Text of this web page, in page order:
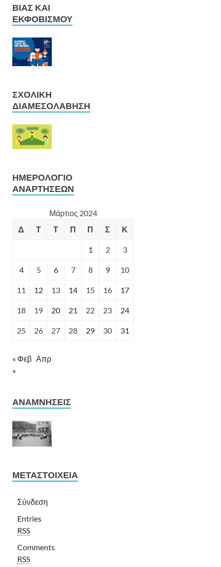
ΒΊΑΣ ΚΑΙ
ΕΚΦΟΒΙΣΜΟΎ
ΣΧΟΛΙΚΉ
ΔΙΑΜΕΣΟΛΆΒΗΣΗ
ΗΜΕΡΟΛΌΓΙΟ
ΑΝΑΡΤΉΣΕΩΝ
Μάρτιος 2024
Δ
Τ Τ Π Π Σ Κ
1 2 3
4 5 6 7 8 9 10
11 12 13 14 15 16 17
18 19 20 21 22 23 24
25 26 27 28 29 30 31
« Φεβ Απρ
»
ΑΝΑΜΝΉΣΕΙΣ
ΜΕΤΑΣΤΟΙΧΕΊΑ
Σύνδεση
Entries
RSS
Comments
RSS